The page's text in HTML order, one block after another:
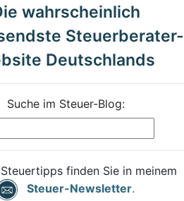
wahrscheinlich
Steuerberater-
Deutschlands
Suche im Steuer-Blog:
finden Sie in meinem
Steuer-Newsletter.